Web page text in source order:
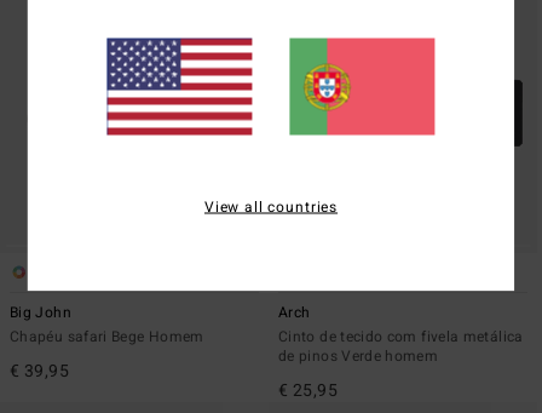
Big John
Chapéu safari Bege Homem
€ 39,95
Arch
Cinto de tecido com fivela metálica
de pinos Verde homem
€ 25,95
View all countries